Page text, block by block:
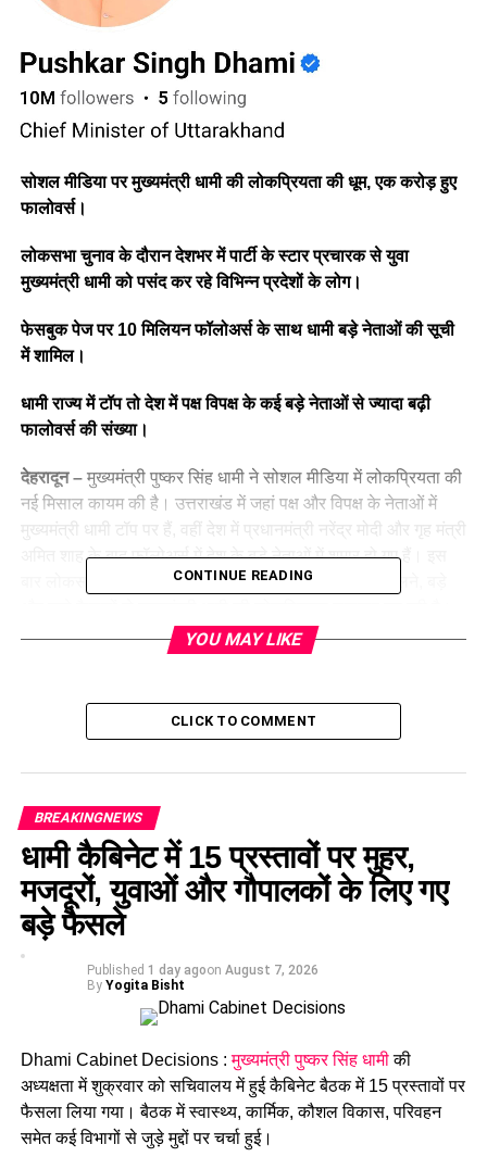
सोशल मीडिया पर मुख्यमंत्री धामी की लोकप्रियता की धूम, एक करोड़ हुए
फालोवर्स।
लोकसभा चुनाव के दौरान देशभर में पार्टी के स्टार प्रचारक से युवा
मुख्यमंत्री धामी को पसंद कर रहे विभिन्न प्रदेशों के लोग।
फेसबुक पेज पर 10 मिलियन फॉलोअर्स के साथ धामी बड़े नेताओं की सूची
में शामिल।
धामी राज्य में टॉप तो देश में पक्ष विपक्ष के कई बड़े नेताओं से ज्यादा बढ़ी
फालोवर्स की संख्या।
देहरादून –मुख्यमंत्री पुष्कर सिंह धामी ने सोशल मीडिया में लोकप्रियता की
नई मिसाल कायम की है। उत्तराखंड में जहां पक्ष और विपक्ष के नेताओं में
मुख्यमंत्री धामी टॉप पर हैं, वहीं देश में प्रधानमंत्री नरेंद्र मोदी और गृह मंत्री
अमित शाह के बाद फॉलोअर्स में देश के बड़े नेताओं में शुमार हो गए हैं। इस
बार लोकसभा चुनाव में देशभर में स्टार प्रचारक की जिम्मेदारी मिलने, बड़े
खासकर युवाओं में मुख्यमंत्री धामी का खूब क्रेज दिख रहा है।
सोशल मीडिया के फेसबुक प्लेटफार्म पर मुख्यमंत्री पुष्कर सिंह धामी के
रिकॉर्ड 1 करोड़(10 मिलियन) फॉलोवर्स हो गए हैं। उत्तराखंड ही नहीं बल्कि
देशभर में सभी मुख्यमंत्रियों और पक्ष-विपक्ष के नेताओं में मुख्यमंत्री धामी की
सोशल मीडिया में जबरदस्त लोकप्रियता बढ़ी है। यूपी के मुख्यमंत्री योगी
आदित्यनाथ, दिल्ली के मुख्यमंत्री अरविंद केजरीवाल, पश्चिम बंगाल की
मुख्यमंत्री ममता बनर्जी समेत देश के सभी मुख्यमंत्रियों में धामी की
CONTINUE READING
YOU MAY LIKE
CLICK TO COMMENT
BREAKINGNEWS
धामी कैबिनेट में 15 प्रस्तावों पर मुहर,
मजदूरों, युवाओं और गौपालकों के लिए गए
बड़े फैसले
Published 1 day agoon August 7, 2026
By Yogita Bisht
Dhami Cabinet Decisions : मुख्यमंत्री पुष्कर सिंह धामीकी
अध्यक्षता में शुक्रवार को सचिवालय में हुई कैबिनेट बैठक में 15 प्रस्तावों पर
फैसला लिया गया। बैठक में स्वास्थ्य, कार्मिक, कौशल विकास, परिवहन
समेत कई विभागों से जुड़े मुद्दों पर चर्चा हुई।